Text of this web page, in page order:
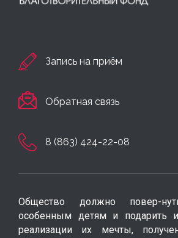
Запись на приём
Обратная связь
8 (863) 424-22-08
Общество должно повер-
особенным детям и подарить
реализации их мечты,